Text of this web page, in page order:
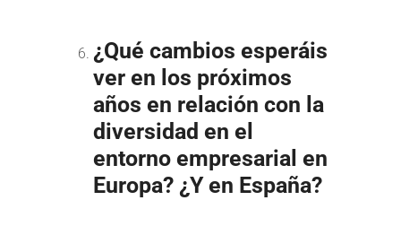
¿Qué cambios esperáis
ver en los próximos
años en relación con la
diversidad en el
entorno empresarial en
Europa? ¿Y en España?